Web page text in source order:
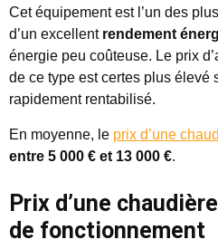
Cet équipement est l’un des
d’un excellent rendement
énergie peu coûteuse. Le prix
de ce type est certes plus élevé
rapidement rentabilisé.
En moyenne, le prix d’une
entre 5 000 € et 13 000 €.
Prix d’une
de fonctionnement